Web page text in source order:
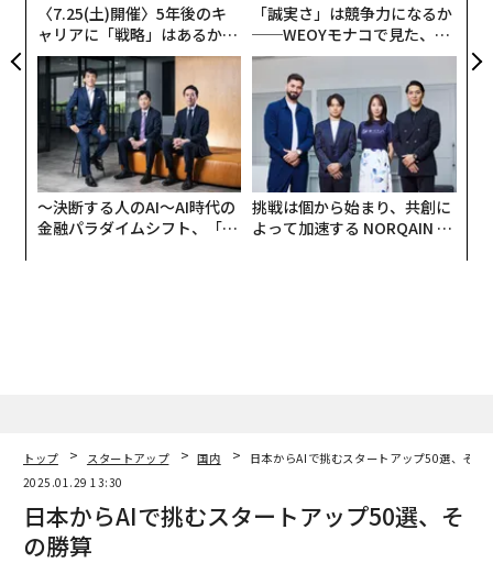
〈7.25(土)開催〉5年後のキ
ャリアに「戦略」はあるか。
トップエグゼクティブのキャ
リアに触れる1日│CAREER S
UMMIT 2026
「誠実さ」は競争力になるか
──WEOYモナコで見た、く
ら寿司の経営哲学
〜決断する人のAI〜AI時代の
金融パラダイムシフト、「超
挑戦は個から始まり、共創に
よって加速する NORQAIN JA
トップ スタートアップ 国内
日本からAIで挑むスタートアップ50選、その
2025.01.29 13:30
日本からAIで挑むスタートアップ50選、そ
の勝算